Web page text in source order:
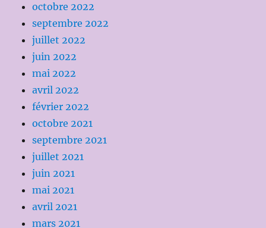
octobre 2022
septembre 2022
juillet 2022
juin 2022
mai 2022
avril 2022
février 2022
octobre 2021
septembre 2021
juillet 2021
juin 2021
mai 2021
avril 2021
mars 2021